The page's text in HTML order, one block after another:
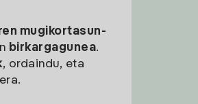
mugikortasun-
birkargagunea.
, ordaindu, eta